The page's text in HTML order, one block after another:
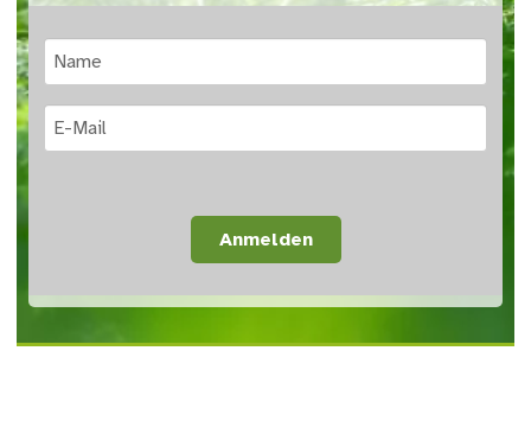
Anmelden